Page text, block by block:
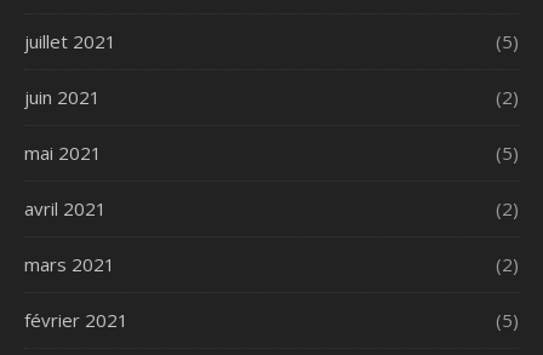
juillet 2021 (5)
juin 2021 (2)
mai 2021 (5)
avril 2021 (2)
mars 2021 (2)
février 2021 (5)